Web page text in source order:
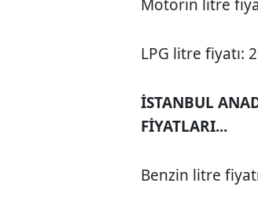
Motorin litre
LPG litre fiyatı:
İSTANBUL
FİYATLARI...
Benzin litre